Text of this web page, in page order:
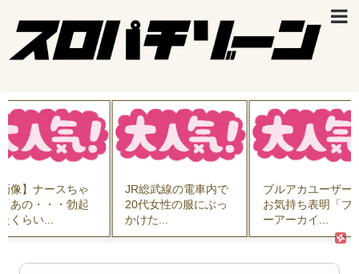
像】ナースちゃ
あの・・・勃起
くらい...
JR総武線の電車内で
20代女性の服にぶっ
かけた...
ブルアカユーザー
お気持ち表明「ブ
ーアーカイ...